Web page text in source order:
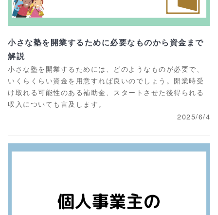
小さな塾を開業するために必要なものから資金まで
解説
小さな塾を開業するためには、どのようなものが必要で、
いくらくらい資金を用意すれば良いのでしょう。開業時受
け取れる可能性のある補助金、スタートさせた後得られる
収入についても言及します。
2025/6/4